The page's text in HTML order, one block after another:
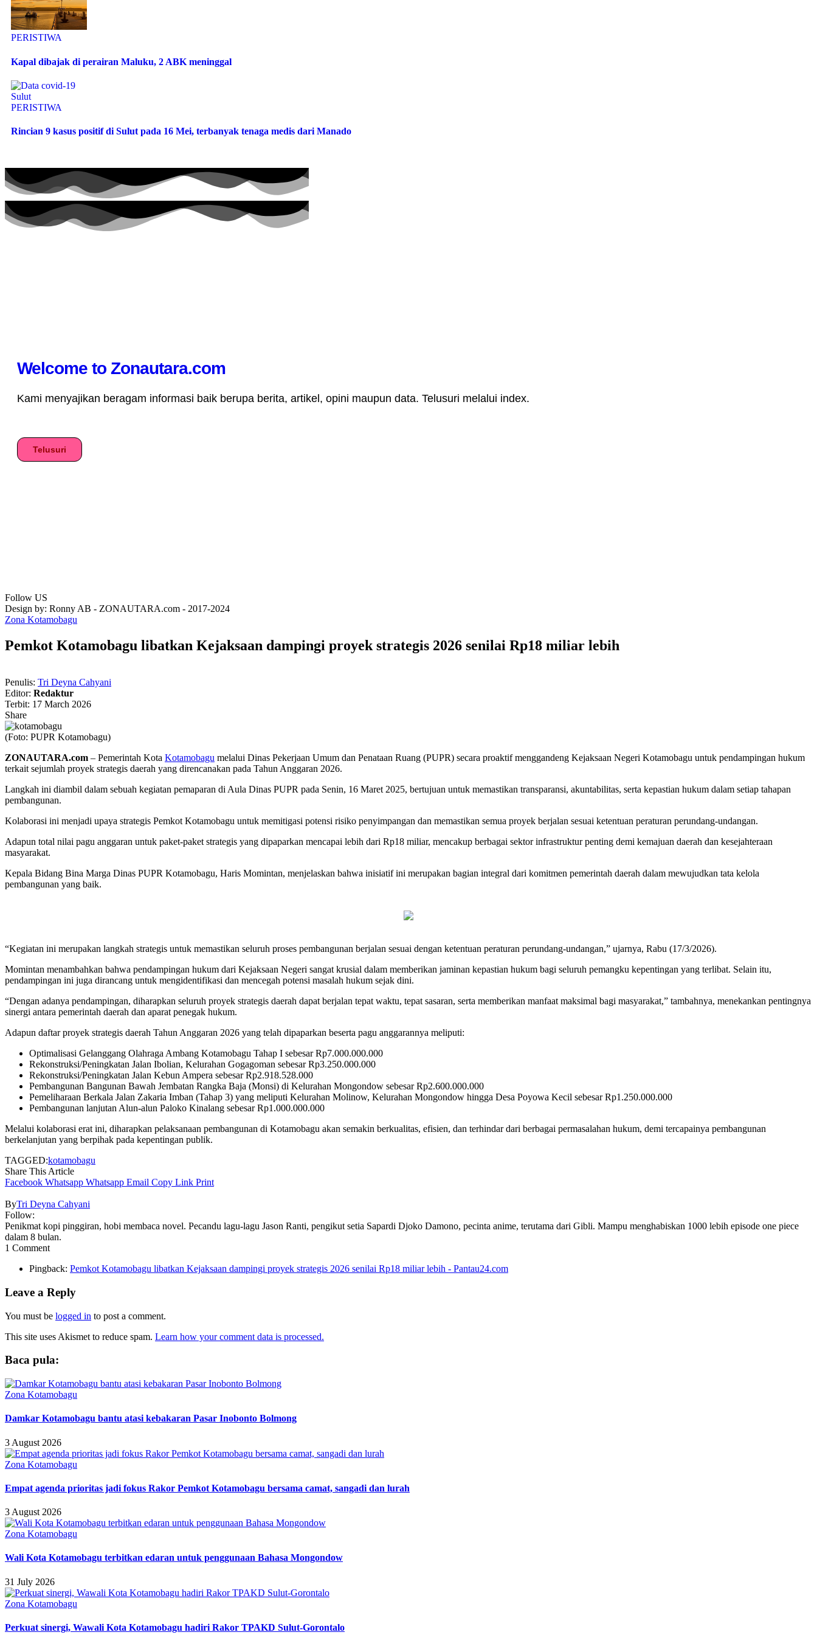
PERISTIWA
Kapal dibajak di perairan Maluku, 2 ABK meninggal
PERISTIWA
Rincian 9 kasus positif di Sulut pada 16 Mei, terbanyak tenaga medis dari Manado
Welcome to Zonautara.com
Kami menyajikan beragam informasi baik berupa berita, artikel, opini maupun data. Telusuri melalui index.
Telusuri
Follow US
Design by: Ronny AB - ZONAUTARA.com - 2017-2024
Zona Kotamobagu
Pemkot Kotamobagu libatkan Kejaksaan dampingi proyek strategis 2026 senilai Rp18 miliar lebih
Penulis: Tri Deyna Cahyani
Editor: Redaktur
Terbit: 17 March 2026
Share
(Foto: PUPR Kotamobagu)
ZONAUTARA.com – Pemerintah Kota Kotamobagu melalui Dinas Pekerjaan Umum dan Penataan Ruang (PUPR) secara proaktif menggandeng Kejaksaan Negeri Kotamobagu untuk pendampingan hukum
terkait sejumlah proyek strategis daerah yang direncanakan pada Tahun Anggaran 2026.
Langkah ini diambil dalam sebuah kegiatan pemaparan di Aula Dinas PUPR pada Senin, 16 Maret 2025, bertujuan untuk memastikan transparansi, akuntabilitas, serta kepastian hukum dalam setiap tahapan
pembangunan.
Kolaborasi ini menjadi upaya strategis Pemkot Kotamobagu untuk memitigasi potensi risiko penyimpangan dan memastikan semua proyek berjalan sesuai ketentuan peraturan perundang-undangan.
Adapun total nilai pagu anggaran untuk paket-paket strategis yang dipaparkan mencapai lebih dari Rp18 miliar, mencakup berbagai sektor infrastruktur penting demi kemajuan daerah dan kesejahteraan
masyarakat.
Kepala Bidang Bina Marga Dinas PUPR Kotamobagu, Haris Momintan, menjelaskan bahwa inisiatif ini merupakan bagian integral dari komitmen pemerintah daerah dalam mewujudkan tata kelola
pembangunan yang baik.
“Kegiatan ini merupakan langkah strategis untuk memastikan seluruh proses pembangunan berjalan sesuai dengan ketentuan peraturan perundang-undangan,” ujarnya, Rabu (17/3/2026).
Momintan menambahkan bahwa pendampingan hukum dari Kejaksaan Negeri sangat krusial dalam memberikan jaminan kepastian hukum bagi seluruh pemangku kepentingan yang terlibat. Selain itu,
pendampingan ini juga dirancang untuk mengidentifikasi dan mencegah potensi masalah hukum sejak dini.
“Dengan adanya pendampingan, diharapkan seluruh proyek strategis daerah dapat berjalan tepat waktu, tepat sasaran, serta memberikan manfaat maksimal bagi masyarakat,” tambahnya, menekankan pentingnya
sinergi antara pemerintah daerah dan aparat penegak hukum.
Adapun daftar proyek strategis daerah Tahun Anggaran 2026 yang telah dipaparkan beserta pagu anggarannya meliputi:
Optimalisasi Gelanggang Olahraga Ambang Kotamobagu Tahap I sebesar Rp7.000.000.000
Rekonstruksi/Peningkatan Jalan Ibolian, Kelurahan Gogagoman sebesar Rp3.250.000.000
Rekonstruksi/Peningkatan Jalan Kebun Ampera sebesar Rp2.918.528.000
Pembangunan Bangunan Bawah Jembatan Rangka Baja (Monsi) di Kelurahan Mongondow sebesar Rp2.600.000.000
Pemeliharaan Berkala Jalan Zakaria Imban (Tahap 3) yang meliputi Kelurahan Molinow, Kelurahan Mongondow hingga Desa Poyowa Kecil sebesar Rp1.250.000.000
Pembangunan lanjutan Alun-alun Paloko Kinalang sebesar Rp1.000.000.000
Melalui kolaborasi erat ini, diharapkan pelaksanaan pembangunan di Kotamobagu akan semakin berkualitas, efisien, dan terhindar dari berbagai permasalahan hukum, demi tercapainya pembangunan
berkelanjutan yang berpihak pada kepentingan publik.
TAGGED:kotamobagu
Share This Article
Facebook Whatsapp Whatsapp Email Copy Link Print
ByTri Deyna Cahyani
Follow:
Penikmat kopi pinggiran, hobi membaca novel. Pecandu lagu-lagu Jason Ranti, pengikut setia Sapardi Djoko Damono, pecinta anime, terutama dari Gibli. Mampu menghabiskan 1000 lebih episode one piece
dalam 8 bulan.
1 Comment
Pingback: Pemkot Kotamobagu libatkan Kejaksaan dampingi proyek strategis 2026 senilai Rp18 miliar lebih - Pantau24.com
Leave a Reply
You must be logged in to post a comment.
This site uses Akismet to reduce spam. Learn how your comment data is processed.
Baca pula:
Zona Kotamobagu
Damkar Kotamobagu bantu atasi kebakaran Pasar Inobonto Bolmong
3 August 2026
Zona Kotamobagu
Empat agenda prioritas jadi fokus Rakor Pemkot Kotamobagu bersama camat, sangadi dan lurah
3 August 2026
Zona Kotamobagu
Wali Kota Kotamobagu terbitkan edaran untuk penggunaan Bahasa Mongondow
31 July 2026
Zona Kotamobagu
Perkuat sinergi, Wawali Kota Kotamobagu hadiri Rakor TPAKD Sulut-Gorontalo